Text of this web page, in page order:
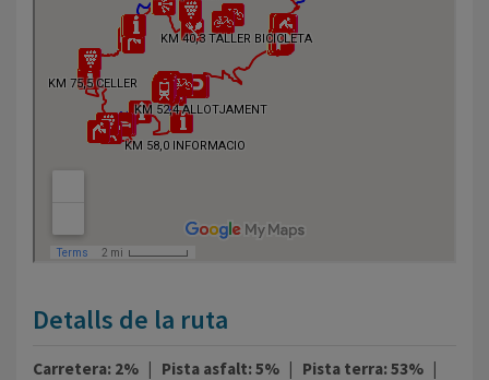
Detalls de la ruta
Carretera: 2% | Pista asfalt: 5% | Pista terra: 53% |